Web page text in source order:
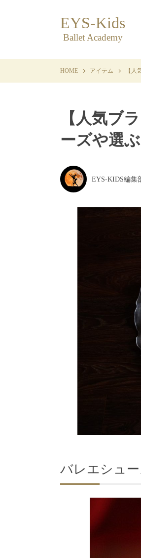
EYS-Kids
Ballet Academy
HOME アイテム 【
【人気ブ
ーズや選
EYS-KIDS編集
バレエシュ